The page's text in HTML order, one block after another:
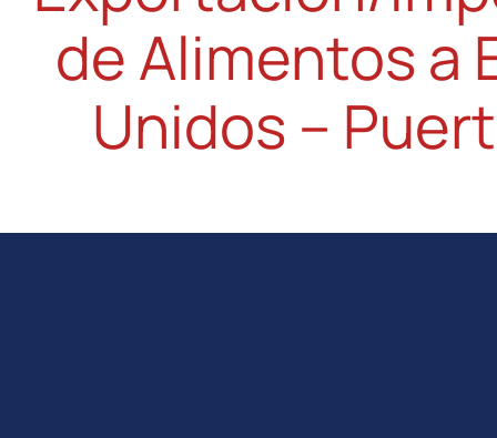
de Alimentos a
Unidos​ –